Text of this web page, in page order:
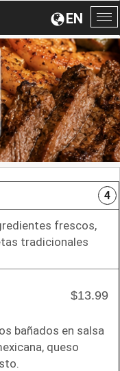
EN
4
frescos,
tradicionales
$13.99
bañados en salsa
queso